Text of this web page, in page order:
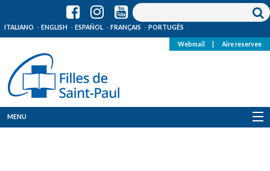
ITALIANO ENGLISH ESPAÑOL FRANÇAIS PORTUGÊS
Webmail Aire reservee
MENU